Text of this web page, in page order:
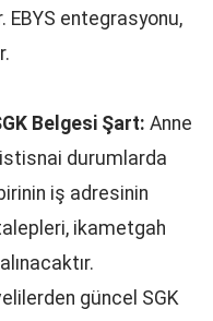
entegrasyonu,
Belgesi Şart: Anne
istisnai durumlarda
iş adresinin
ikametgah
güncel SGK